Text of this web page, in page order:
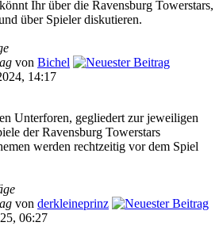
Ihr über die Ravensburg Towerstars,
über Spieler diskutieren.
von Bichel
14:17
Unterforen, gegliedert zur jeweiligen
der Ravensburg Towerstars
werden rechtzeitig vor dem Spiel
von derkleineprinz
06:27